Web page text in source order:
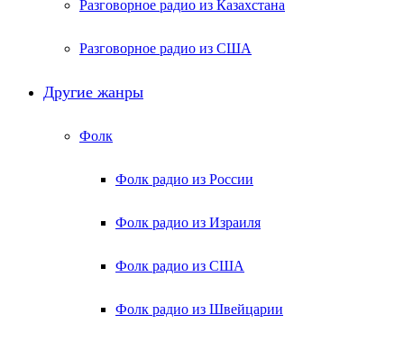
Разговорное радио из Казахстана
Разговорное радио из США
Другие жанры
Фолк
Фолк радио из России
Фолк радио из Израиля
Фолк радио из США
Фолк радио из Швейцарии